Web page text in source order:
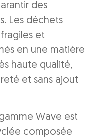
des
Les déchets
et
en une matière
haute qualité,
et sans ajout
Wave est
composée